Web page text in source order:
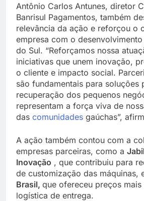
Antônio Carlos Antunes, diretor
Banrisul Pagamentos, também
relevância da ação e reforçou o
empresa com o
do Sul. “Reforçamos nossa
iniciativas que unem inovação,
o cliente e impacto social.
são fundamentais para soluções
recuperação dos pequenos
representam a força viva de
das comunidades gaúchas”,
A ação também contou com a
empresas parceiras, como a
Inovação , que contribuiu para
de customização das máquinas,
Brasil, que ofereceu preços mais
logística de entrega.